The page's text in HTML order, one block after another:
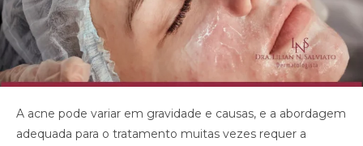
A acne pode variar em gravidade e causas, e a abordagem
adequada para o tratamento muitas vezes requer a